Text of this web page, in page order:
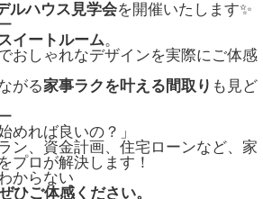
ルハウス見学会を開催いたします✨
イートルーム。
おしゃれなデザインを実際にご体感
がる家事ラクを叶える間取り も見ど
めれば良いの？」
ン、資金計画、住宅ローンなど、家
プロが解決します！
からない
ひご体感ください。